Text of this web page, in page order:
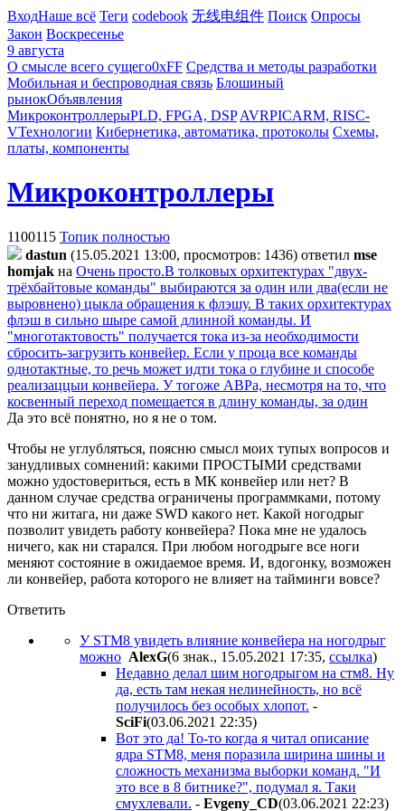
ВходНаше всё Теги codebook 无线电组件 Поиск Опросы
Закон Воскресенье
9 августа
О смысле всего сущего0xFF Средства и методы разработки
Мобильная и беспроводная связь Блошиный
рынокОбъявления
МикроконтроллерыPLD, FPGA, DSP AVRPICARM, RISC-
VТехнологии Кибернетика, автоматика, протоколы Схемы,
платы, компоненты
Микроконтроллеры
1100115 Топик полностью
dastun (15.05.2021 13:00, просмотров: 1436) ответил mse
homjak на Очень просто.В толковых орхитектурах "двух-
трёхбайтовые команды" выбираются за один или два(если не
выровнено) цыкла обращения к флэшу. В таких орхитектурах
флэш в сильно шыре самой длинной команды. И
"многотактовость" получается тока из-за необходимости
сбросить-загрузить конвейер. Если у проца все команды
однотактные, то речь может идти тока о глубине и способе
реализаццыи конвейера. У тогоже АВРа, несмотря на то, что
косвенный переход помещается в длину команды, за один
Да это всё понятно, но я не о том.
Чтобы не углубляться, поясню смысл моих тупых вопросов и
занудливых сомнений: какими ПРОСТЫМИ средствами
можно удостовериться, есть в МК конвейер или нет? В
данном случае средства ограничены программками, потому
что ни житага, ни даже SWD какого нет. Какой ногодрыг
позволит увидеть работу конвейера? Пока мне не удалось
ничего, как ни старался. При любом ногодрыге все ноги
меняют состояние в ожидаемое время. И, вдогонку, возможен
ли конвейер, работа которого не влияет на тайминги вовсе?
Ответить
У STM8 увидеть влияние конвейера на ногодрыг
можно AlexG(6 знак., 15.05.2021 17:35, ссылка)
Недавно делал шим ногодрыгом на стм8. Ну
да, есть там некая нелинейность, но всё
получилось без особых хлопот. -
SciFi(03.06.2021 22:35)
Вот это да! То-то когда я читал описание
ядра STM8, меня поразила ширина шины и
сложность механизма выборки команд. "И
это все в 8 битнике?", подумал я. Таки
смухлевали. - Evgeny_CD(03.06.2021 22:23)